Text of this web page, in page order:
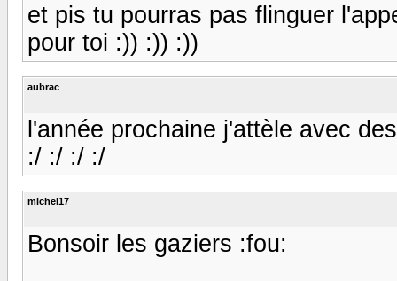
et pis tu pourras pas flinguer
pour toi :)) :)) :))
aubrac
l'année prochaine j'attèle avec
:/ :/ :/ :/
michel17
Bonsoir les gaziers :fou: